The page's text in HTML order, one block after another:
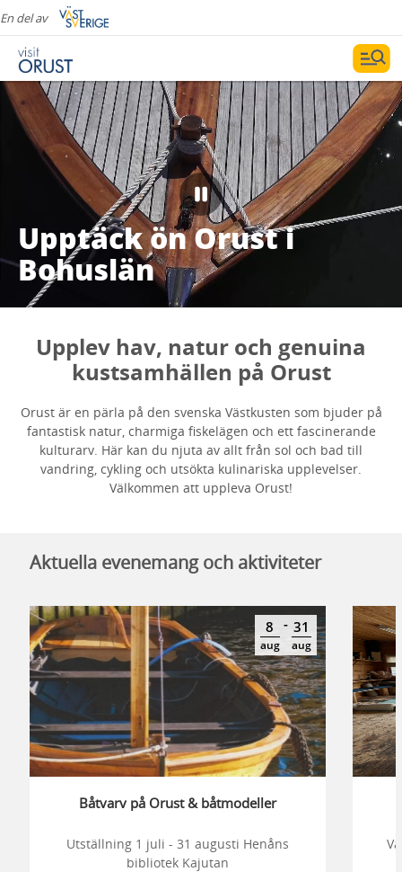
En del av
Upptäck ön Orust i
Bohuslän
Upplev hav, natur och genuina
kustsamhällen på Orust
Orust är en pärla på den svenska Västkusten som bjuder på
fantastisk natur, charmiga fiskelägen och ett fascinerande
kulturarv. Här kan du njuta av allt från sol och bad till
vandring, cykling och utsökta kulinariska upplevelser.
Välkommen att uppleva Orust!
Aktuella evenemang och aktiviteter
8
aug
- 31
aug
Båtvarv på Orust & båtmodeller
Utställning 1 juli - 31 augusti Henåns
bibliotek Kajutan